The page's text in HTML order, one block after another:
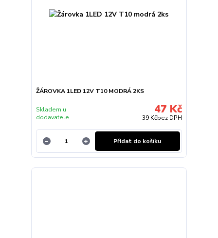
ŽÁROVKA 1LED 12V T10 MODRÁ 2KS
47 Kč
39 Kčbez DPH
Skladem u
dodavatele
Přidat do košíku